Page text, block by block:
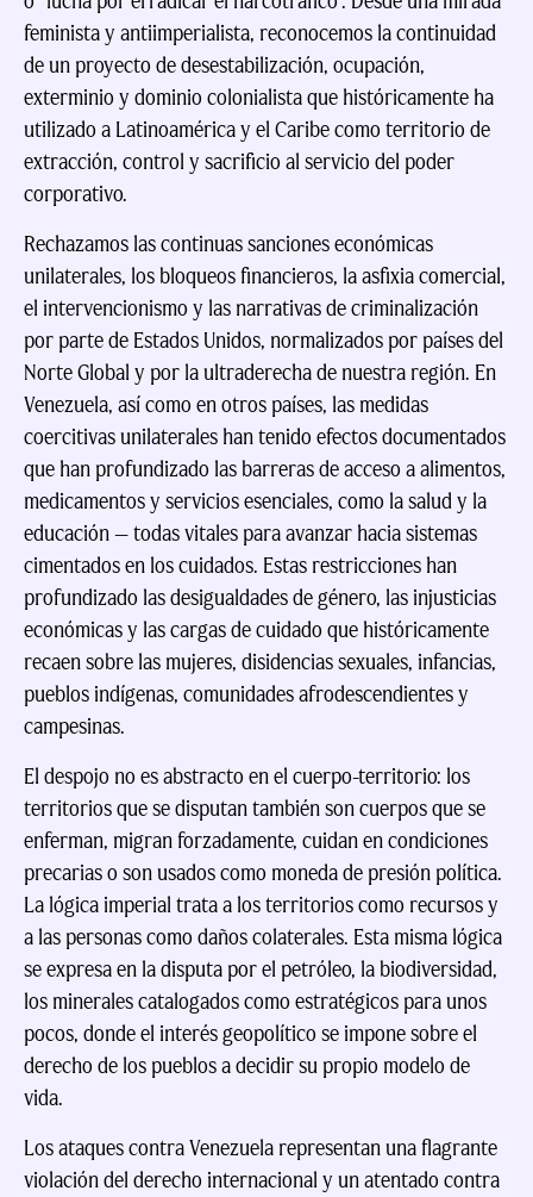
feminista y antiimperialista, reconocemos la continuidad
de un proyecto de desestabilización, ocupación,
exterminio y dominio colonialista que históricamente ha
utilizado a Latinoamérica y el Caribe como territorio de
extracción, control y sacrificio al servicio del poder
corporativo.
Rechazamos las continuas sanciones económicas
unilaterales, los bloqueos financieros, la asfixia comercial,
el intervencionismo y las narrativas de criminalización
por parte de Estados Unidos, normalizados por países del
Norte Global y por la ultraderecha de nuestra región. En
Venezuela, así como en otros países, las medidas
coercitivas unilaterales han tenido efectos documentados
que han profundizado las barreras de acceso a alimentos,
medicamentos y servicios esenciales, como la salud y la
educación — todas vitales para avanzar hacia sistemas
cimentados en los cuidados. Estas restricciones han
profundizado las desigualdades de género, las injusticias
económicas y las cargas de cuidado que históricamente
recaen sobre las mujeres, disidencias sexuales, infancias,
pueblos indígenas, comunidades afrodescendientes y
campesinas.
El despojo no es abstracto en el cuerpo-territorio: los
territorios que se disputan también son cuerpos que se
enferman, migran forzadamente, cuidan en condiciones
precarias o son usados como moneda de presión política.
La lógica imperial trata a los territorios como recursos y
a las personas como daños colaterales. Esta misma lógica
se expresa en la disputa por el petróleo, la biodiversidad,
los minerales catalogados como estratégicos para unos
pocos, donde el interés geopolítico se impone sobre el
derecho de los pueblos a decidir su propio modelo de
vida.
Los ataques contra Venezuela representan una flagrante
violación del derecho internacional y un atentado contra